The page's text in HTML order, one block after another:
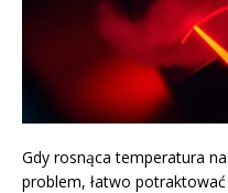
Gdy rosnąca temperatura
problem, łatwo